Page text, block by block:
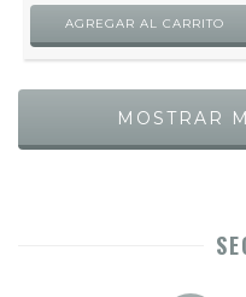
MOSTRAR